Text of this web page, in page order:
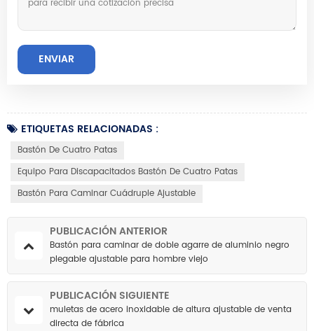
ETIQUETAS RELACIONADAS :
Bastón De Cuatro Patas
Equipo Para Discapacitados Bastón De Cuatro Patas
Bastón Para Caminar Cuádruple Ajustable
PUBLICACIÓN ANTERIOR
Bastón para caminar de doble agarre de aluminio negro
plegable ajustable para hombre viejo
PUBLICACIÓN SIGUIENTE
muletas de acero inoxidable de altura ajustable de venta
directa de fábrica